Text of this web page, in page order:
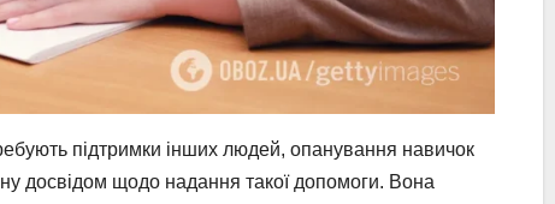
підтримки інших людей, опанування навичок
досвідом щодо надання такої допомоги. Вона